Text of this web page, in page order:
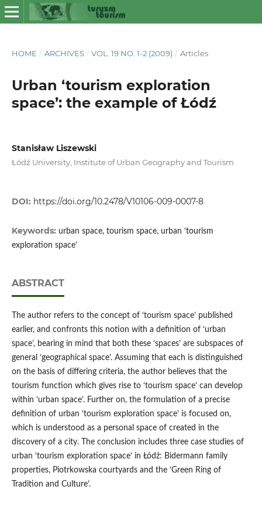
HOME / ARCHIVES / VOL. 19 NO. 1-2 (2009) / Articles
Urban ‘tourism exploration
space’: the example of Łódź
Stanisław Liszewski
Łódź University, Institute of Urban Geography and Tourism
DOI: https://doi.org/10.2478/V10106-009-0007-8
Keywords: urban space, tourism space, urban ‘tourism
exploration space’
ABSTRACT
The author refers to the concept of ‘tourism space’ published
earlier, and confronts this notion with a definition of ‘urban
space’, bearing in mind that both these ‘spaces’ are subspaces of
general ‘geographical space’. Assuming that each is distinguished
on the basis of differing criteria, the author believes that the
tourism function which gives rise to ‘tourism space’ can develop
within ‘urban space’. Further on, the formulation of a precise
definition of urban ‘tourism exploration space’ is focused on,
which is understood as a personal space of created in the
discovery of a city. The conclusion includes three case studies of
urban ‘tourism exploration space’ in Łódź: Bidermann family
properties, Piotrkowska courtyards and the ‘Green Ring of
Tradition and Culture’.